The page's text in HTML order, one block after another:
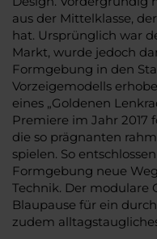
aus der Mittelklasse,
hat. Ursprünglich war
Markt, wurde jedoch
Formgebung in den
Vorzeigemodells
eines „Goldenen
Premiere im Jahr 2017
die so prägnanten
spielen. So
Formgebung neue
Technik. Der modulare
Blaupause für ein
zudem